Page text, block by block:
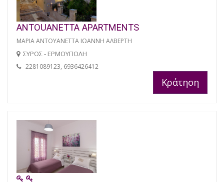
ANTOUANETTA APARTMENTS
ΜΑΡΙΑ ΑΝΤΟΥΑΝΕΤΤΑ ΙΩΑΝΝΗ ΑΛΒΕΡΤΗ
ΣΥΡΟΣ - ΕΡΜΟΥΠΟΛΗ
2281089123, 6936426412
Κράτηση